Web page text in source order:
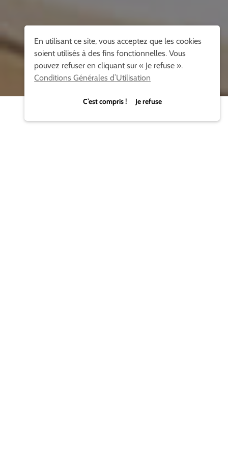
En utilisant ce site, vous acceptez que les cookies
soient utilisés à des fins fonctionnelles. Vous
pouvez refuser en cliquant sur « Je refuse ».
Conditions Générales d’Utilisation
C’est compris ! Je refuse